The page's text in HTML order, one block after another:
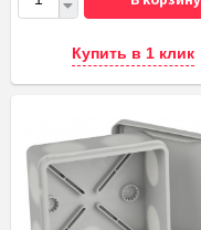
Купить в 1 клик